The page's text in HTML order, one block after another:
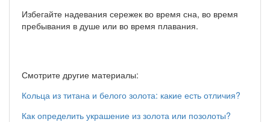
Избегайте надевания сережек во время сна, во время
пребывания в душе или во время плавания.
Смотрите другие материалы:
Кольца из титана и белого золота: какие есть отличия?
Как определить украшение из золота или позолоты?